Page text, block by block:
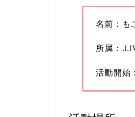
名前：も
所属：
活動開始